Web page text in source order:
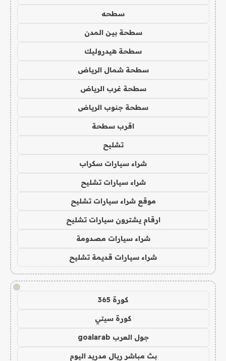
سطحه
سطحة بين المدن
سطحة هيدروليك
سطحة شمال الرياض
سطحة غرب الرياض
سطحة جنوب الرياض
اقرب سطحة
تشليح
شراء سيارات سكراب
شراء سيارات تشليح
موقع شراء سيارات تشليح
ارقام يشترون سيارات تشليح
شراء سيارات مصدومة
شراء سيارات قديمة تشليح
!
كورة 365
كورة سيتي
جول العرب goalarab
بث مباشر ريال مدريد اليوم